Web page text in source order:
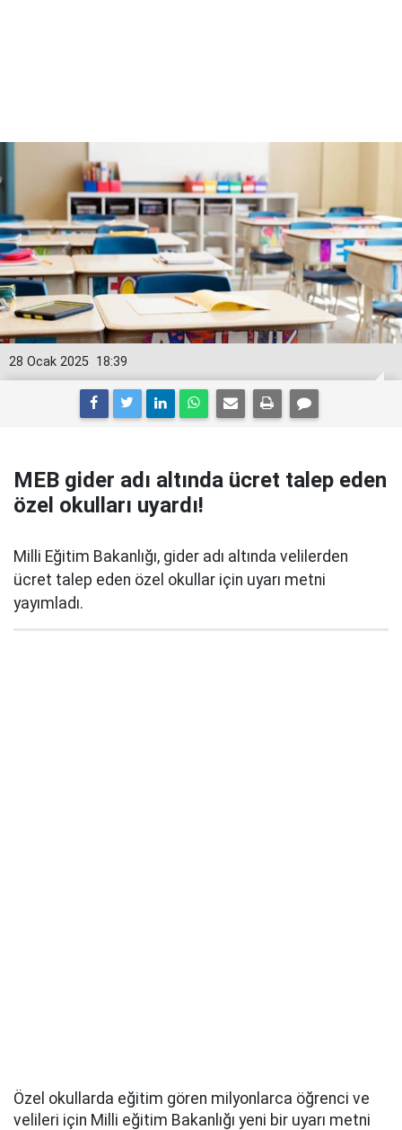
18:39
28 Ocak 2025
MEB gider adı altında ücret talep eden
özel okulları uyardı!
Milli Eğitim Bakanlığı, gider adı altında velilerden
ücret talep eden özel okullar için uyarı metni
yayımladı.
Özel okullarda eğitim gören milyonlarca öğrenci ve
velileri için Milli eğitim Bakanlığı yeni bir uyarı metni